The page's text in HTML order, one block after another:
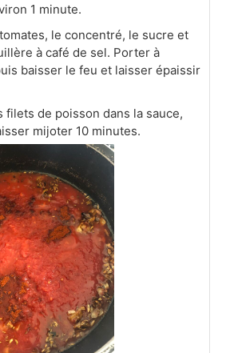
1 minute.
le concentré, le sucre et
à café de sel. Porter à
baisser le feu et laisser épaissir
filets de poisson dans la sauce,
mijoter 10 minutes.